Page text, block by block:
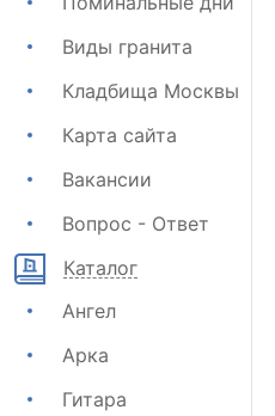
Виды гранита
Кладбища Москвы
Карта сайта
Вакансии
Вопрос - Ответ
Каталог
Ангел
Арка
Гитара